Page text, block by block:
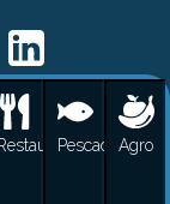
PescadosAgro